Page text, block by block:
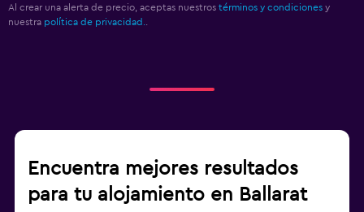
Al crear una alerta de precio, aceptas nuestros términos y condiciones y
nuestra política de privacidad.
Encuentra mejores resultados
para tu alojamiento en Ballarat